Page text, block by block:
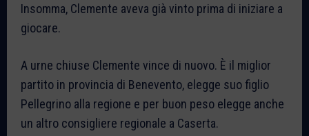
Insomma, Clemente aveva già vinto prima di iniziare a
giocare.
A urne chiuse Clemente vince di nuovo. È il miglior
partito in provincia di Benevento, elegge suo figlio
Pellegrino alla regione e per buon peso elegge anche
un altro consigliere regionale a Caserta.